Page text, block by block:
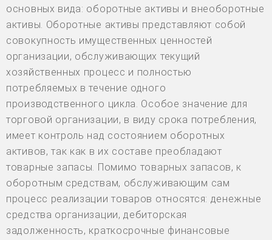
основных вида: оборотные активы и внеоборотные
активы. Оборотные активы представляют собой
совокупность имущественных ценностей
организации, обслуживающих текущий
хозяйственных процесс и полностью
потребляемых в течение одного
производственного цикла. Особое значение для
торговой организации, в виду срока потребления,
имеет контроль над состоянием оборотных
активов, так как в их составе преобладают
товарные запасы. Помимо товарных запасов, к
оборотным средствам, обслуживающим сам
процесс реализации товаров относятся: денежные
средства организации, дебиторская
задолженность, краткосрочные финансовые